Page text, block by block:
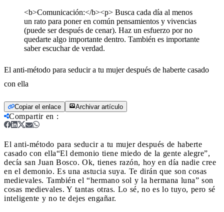
<b>Comunicación:</b><p> Busca cada día al menos
un rato para poner en común pensamientos y vivencias
(puede ser después de cenar). Haz un esfuerzo por no
quedarte algo importante dentro. También es importante
saber escuchar de verdad.
El anti-método para seducir a tu mujer después de haberte casado
con ella
Copiar el enlace Archivar artículo
Compartir en :
El anti-método para seducir a tu mujer después de haberte
casado con ella“El demonio tiene miedo de la gente alegre”,
decía san Juan Bosco. Ok, tienes razón, hoy en día nadie cree
en el demonio. Es una astucia suya. Te dirán que son cosas
medievales. También el “hermano sol y la hermana luna” son
cosas medievales. Y tantas otras. Lo sé, no es lo tuyo, pero sé
inteligente y no te dejes engañar.